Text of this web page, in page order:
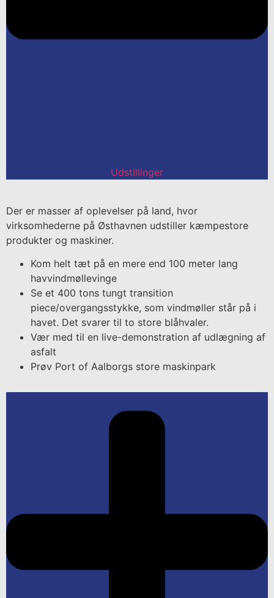
Udstillinger
Der er masser af oplevelser på land, hvor
virksomhederne på Østhavnen udstiller kæmpestore
produkter og maskiner.
Kom helt tæt på en mere end 100 meter lang
havvindmøllevinge
Se et 400 tons tungt transition
piece/overgangsstykke, som vindmøller står på i
havet. Det svarer til to store blåhvaler.
Vær med til en live-demonstration af udlægning af
asfalt
Prøv Port of Aalborgs store maskinpark